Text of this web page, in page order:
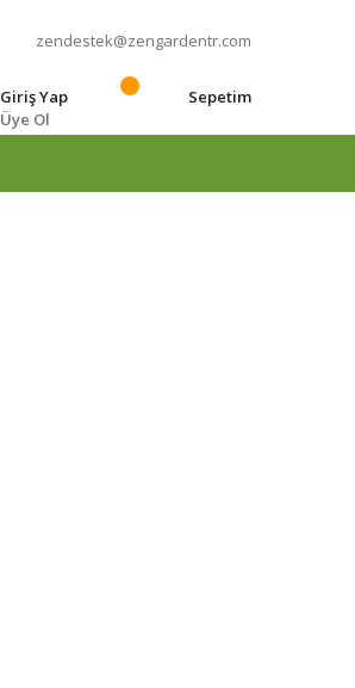
zendestek@zengardentr.com
Giriş Yap
Üye Ol
Sepetim